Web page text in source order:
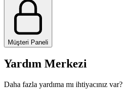
Müşteri Paneli
Yardım Merkezi
Daha fazla yardıma mı ihtiyacınız